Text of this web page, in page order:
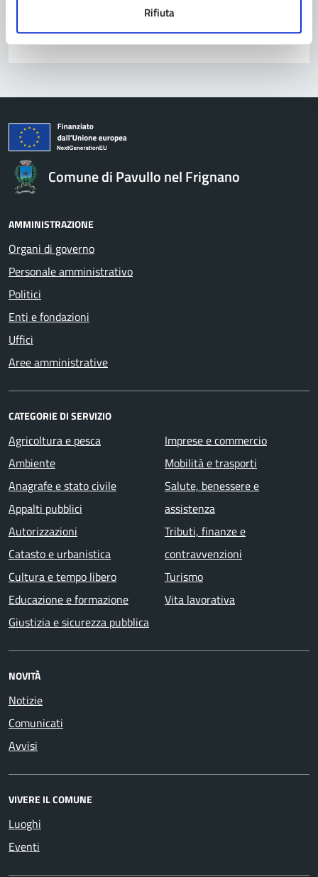
Rifiuta
Segnala disservizio
Comune di Pavullo nel Frignano
AMMINISTRAZIONE
Organi di governo
Personale amministrativo
Politici
Enti e fondazioni
Uffici
Aree amministrative
CATEGORIE DI SERVIZIO
Agricoltura e pesca
Ambiente
Anagrafe e stato civile
Appalti pubblici
Autorizzazioni
Catasto e urbanistica
Cultura e tempo libero
Educazione e formazione
Giustizia e sicurezza pubblica
Imprese e commercio
Mobilità e trasporti
Salute, benessere e
assistenza
Tributi, finanze e
contravvenzioni
Turismo
Vita lavorativa
NOVITÀ
Notizie
Comunicati
Avvisi
VIVERE IL COMUNE
Luoghi
Eventi